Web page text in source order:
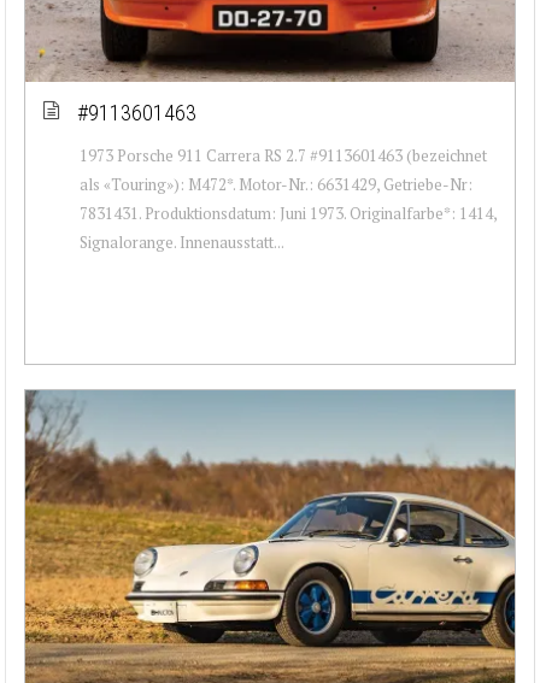
#9113601463
1973 Porsche 911 Carrera RS 2.7 #9113601463 (bezeichnet
als «Touring»): M472*. Motor-Nr.: 6631429, Getriebe-Nr:
7831431. Produktionsdatum: Juni 1973. Originalfarbe*: 1414,
Signalorange. Innenausstatt...